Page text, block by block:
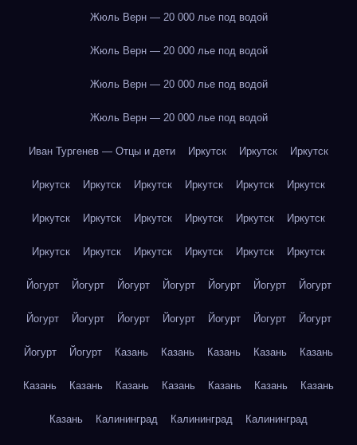
Жюль Верн — 20 000 лье под водой
Жюль Верн — 20 000 лье под водой
Жюль Верн — 20 000 лье под водой
Жюль Верн — 20 000 лье под водой
Иван Тургенев — Отцы и дети Иркутск Иркутск Иркутск
Иркутск Иркутск Иркутск Иркутск Иркутск Иркутск
Иркутск Иркутск Иркутск Иркутск Иркутск Иркутск
Иркутск Иркутск Иркутск Иркутск Иркутск Иркутск
Йогурт Йогурт Йогурт Йогурт Йогурт Йогурт Йогурт
Йогурт Йогурт Йогурт Йогурт Йогурт Йогурт Йогурт
Йогурт Йогурт Казань Казань Казань Казань Казань
Казань Казань Казань Казань Казань Казань Казань
Казань Калининград Калининград Калининград